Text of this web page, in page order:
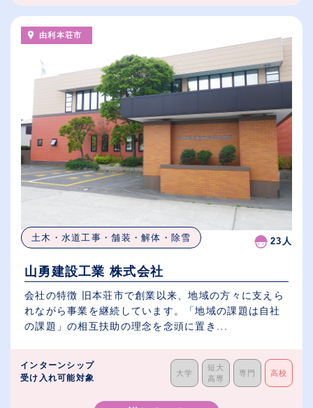
由利本荘市
土木・水道工事・舗装・解体・除雪 23人
山勇建設工業 株式会社
会社の特徴 旧本荘市で創業以来、地域の方々に支えら
れながら事業を継続しています。「地域の課題は自社
の課題」の相互扶助の理念を念頭に置き...
インターンシップ
受け入れ可能対象
大学
短大
高専
専門 高校